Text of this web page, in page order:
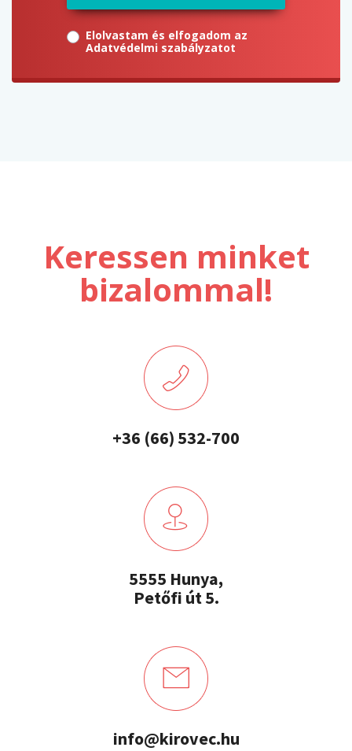
Elolvastam és elfogadom az
Adatvédelmi szabályzatot
Keressen minket
bizalommal!
+36 (66) 532-700
5555 Hunya,
Petőfi út 5.
info@kirovec.hu